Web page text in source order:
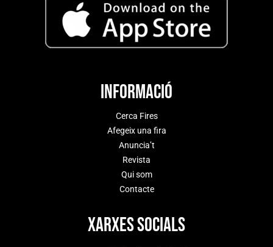
Informació
Cerca Fires
Afegeix una fira
Anuncia’t
Revista
Qui som
Contacte
Xarxes socials